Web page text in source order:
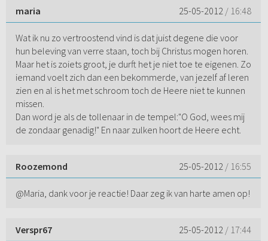
maria 25-05-2012 / 16:48
Wat ik nu zo vertroostend vind is dat juist degene die voor
hun beleving van verre staan, toch bij Christus mogen horen.
Maar het is zoiets groot, je durft het je niet toe te eigenen. Zo
iemand voelt zich dan een bekommerde, van jezelf af leren
zien en al is het met schroom toch de Heere niet te kunnen
missen.
Dan word je als de tollenaar in de tempel:"O God, wees mij
de zondaar genadig!" En naar zulken hoort de Heere echt.
Roozemond 25-05-2012 / 16:55
@Maria, dank voor je reactie! Daar zeg ik van harte amen op!
Verspr67 25-05-2012 / 17:44